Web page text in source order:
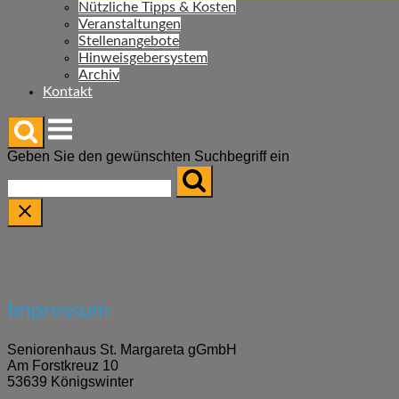
Nützliche Tipps & Kosten
Veranstaltungen
Stellenangebote
Hinweisgebersystem
Archiv
Kontakt
Menu
Geben Sie den gewünschten Suchbegriff ein
Impressum
Seniorenhaus St. Margareta gGmbH
Am Forstkreuz 10
53639 Königswinter